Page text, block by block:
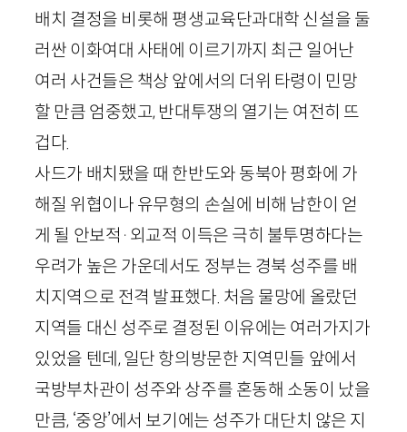
배치 결정을 비롯해 평생교육단과대학 신설을 둘
러싼 이화여대 사태에 이르기까지 최근 일어난
여러 사건들은 책상 앞에서의 더위 타령이 민망
할 만큼 엄중했고, 반대투쟁의 열기는 여전히 뜨
겁다.
사드가 배치됐을 때 한반도와 동북아 평화에 가
해질 위협이나 유무형의 손실에 비해 남한이 얻
게 될 안보적 · 외교적 이득은 극히 불투명하다는
우려가 높은 가운데서도 정부는 경북 성주를 배
치지역으로 전격 발표했다. 처음 물망에 올랐던
지역들 대신 성주로 결정된 이유에는 여러가지가
있었을 텐데, 일단 항의방문한 지역민들 앞에서
국방부차관이 성주와 상주를 혼동해 소동이 났을
만큼, ‘중앙’에서 보기에는 성주가 대단치 않은 지